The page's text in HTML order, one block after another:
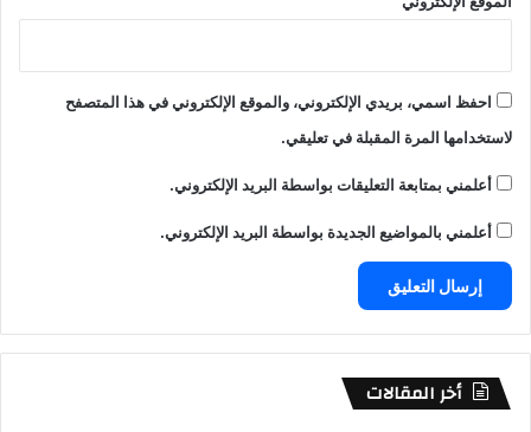
احفظ اسمي، بريدي الإلكتروني، والموقع الإلكتروني في هذا المتصفح
لاستخدامها المرة المقبلة في تعليقي.
أعلمني بمتابعة التعليقات بواسطة البريد الإلكتروني.
أعلمني بالمواضيع الجديدة بواسطة البريد الإلكتروني.
أخر المقالات